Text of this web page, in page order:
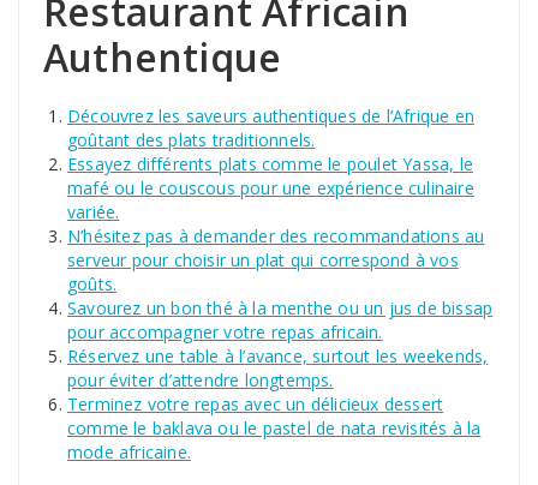
Restaurant Africain
Authentique
Découvrez les saveurs authentiques de l’Afrique en
goûtant des plats traditionnels.
Essayez différents plats comme le poulet Yassa, le
mafé ou le couscous pour une expérience culinaire
variée.
N’hésitez pas à demander des recommandations au
serveur pour choisir un plat qui correspond à vos
goûts.
Savourez un bon thé à la menthe ou un jus de bissap
pour accompagner votre repas africain.
Réservez une table à l’avance, surtout les weekends,
pour éviter d’attendre longtemps.
Terminez votre repas avec un délicieux dessert
comme le baklava ou le pastel de nata revisités à la
mode africaine.